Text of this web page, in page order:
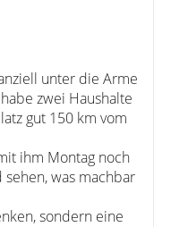
unter die Arme
zwei Haushalte
gut 150 km vom
ihm Montag noch
was machbar
sondern eine